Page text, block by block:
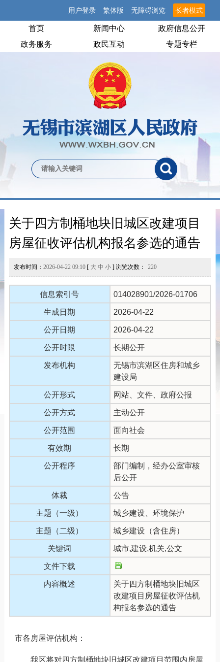
用户登录 繁体版 无障碍浏览 长者模式
首页 新闻中心
政府信息公开
政务服务
政民互动 专题专栏
关于四方制桶地块旧城区改建项目
房屋征收评估机构报名参选的通告
发布时间： 2026-04-22 09:10[ 大 中 小] 浏览次数： 220
信息索引号 014028901/2026-01706
生成日期 2026-04-22
公开日期 2026-04-22
公开时限 长期公开
发布机构
无锡市滨湖区住房和城乡
建设局
公开形式 网站、文件、政府公报
公开方式 主动公开
公开范围 面向社会
有效期 长期
公开程序
部门编制，经办公室审核
后公开
体裁 公告
主题（一级） 城乡建设、环境保护
主题（二级） 城乡建设（含住房）
关键词 城市,建设,机关,公文
文件下载
内容概述
关于四方制桶地块旧城区
改建项目房屋征收评估机
构报名参选的通告
市各房屋评估机构：
我区将对四方制桶地块旧城区改建项目范围内房屋